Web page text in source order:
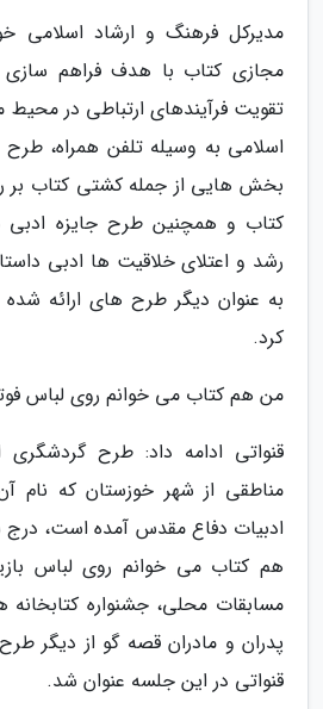
مدیرکل فرهنگ و ارشاد اسلامی
مجازی کتاب با هدف فراهم
تقویت فرآیندهای ارتباطی در محیط
اسلامی به وسیله تلفن همراه،
بخش هایی از جمله کشتی کتاب بر
کتاب و همچنین طرح جایزه
رشد و اعتلای خلاقیت ها ادبی
به عنوان دیگر طرح های ارائه
کرد.
من هم کتاب می خوانم روی لباس
قنواتی ادامه داد: طرح
مناطقی از شهر خوزستان که نام
ادبیات دفاع مقدس آمده است،
هم کتاب می خوانم روی لباس
مسابقات محلی، جشنواره
پدران و مادران قصه گو از دیگر
قنواتی در این جلسه عنوان شد.